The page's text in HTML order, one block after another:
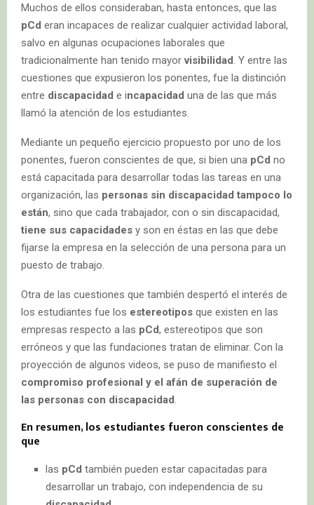
Muchos de ellos consideraban, hasta entonces, que las
pCd eran incapaces de realizar cualquier actividad laboral,
salvo en algunas ocupaciones laborales que
tradicionalmente han tenido mayorvisibilidad . Y entre las
cuestiones que expusieron los ponentes, fue la distinción
entre discapacidad e incapacidad una de las que más
llamó la atención de los estudiantes.
Mediante un pequeño ejercicio propuesto por uno de los
ponentes, fueron conscientes de que, si bien una pCd no
está capacitada para desarrollar todas las tareas en una
organización, las personas sin discapacidad tampoco lo
están, sino que cada trabajador, con o sin discapacidad,
tiene sus capacidades y son en éstas en las que debe
fijarse la empresa en la selección de una persona para un
puesto de trabajo.
Otra de las cuestiones que también despertó el interés de
los estudiantes fue los estereotipos que existen en las
empresas respecto a las pCd, estereotipos que son
erróneos y que las fundaciones tratan de eliminar. Con la
proyección de algunos videos, se puso de manifiesto el
compromiso profesional y el afán de superación de
las personas con discapacidad
En resumen, los estudiantes fueron conscientes de
que
las pCd también pueden estar capacitadas para
desarrollar un trabajo, con independencia de su